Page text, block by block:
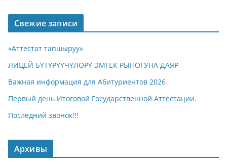
Свежие записи
«Аттестат тапшыруу»
ЛИЦЕЙ БҮТҮРҮҮЧҮЛӨРҮ ЭМГЕК РЫНОГУНА ДАЯР
Важная информация для Абитуриентов 2026
Первый день Итоговой Государственной Аттестации.
Последний звонок!!!
Архивы